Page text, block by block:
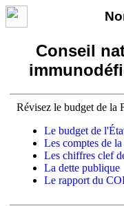
Conseil
Révisez le budget de la
Le budget de
Les comptes de
Les chiffres clef
La dette publique
Le rapport du